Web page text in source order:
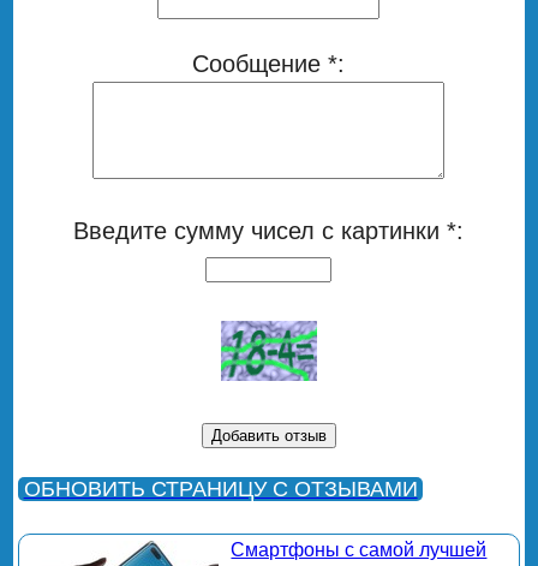
Сообщение *:
Введите сумму чисел с картинки *:
ОБНОВИТЬ СТРАНИЦУ С ОТЗЫВАМИ
Смартфоны с самой лучшей